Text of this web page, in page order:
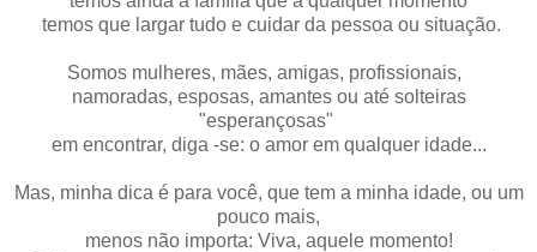
temos que largar tudo e cuidar da pessoa ou situação.
Somos mulheres, mães, amigas, profissionais,
namoradas, esposas, amantes ou até solteiras
"esperançosas"
em encontrar, diga -se: o amor em qualquer idade...
Mas, minha dica é para você, que tem a minha idade, ou um
pouco mais,
menos não importa: Viva, aquele momento!